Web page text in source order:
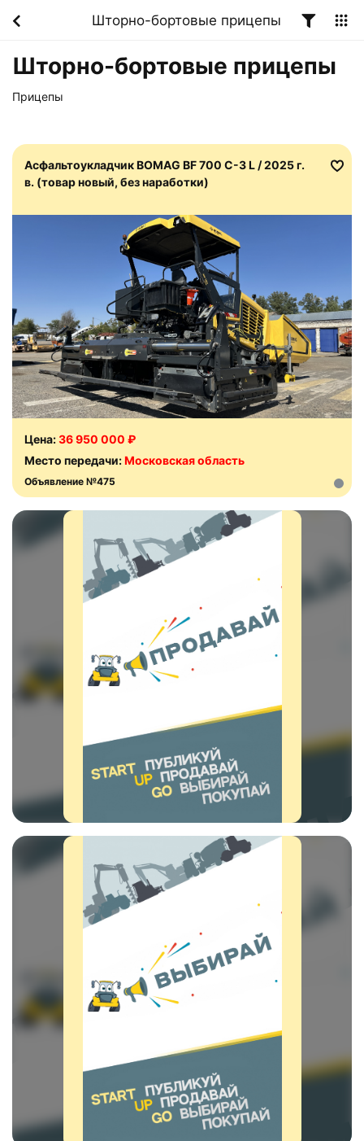
Шторно-бортовые прицепы
Шторно-бортовые прицепы
Прицепы
Асфальтоукладчик BOMAG BF 700 C-3 L / 2025 г.
в. (товар новый, без наработки)
Цена:36 950 000 ₽
Место передачи:Московская область
Объявление №475